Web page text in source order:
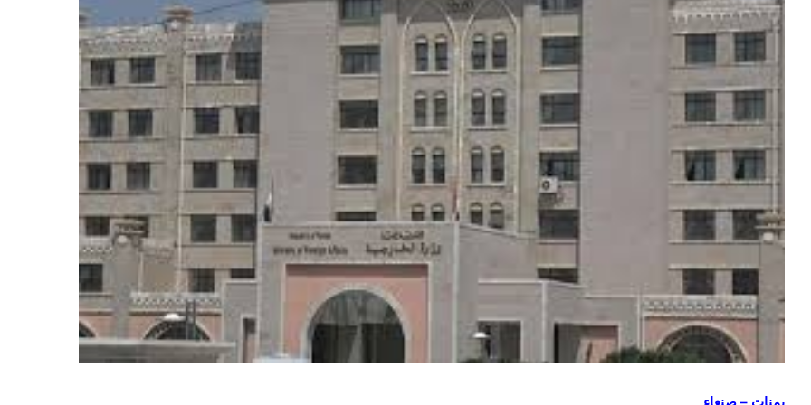
متوسط أسعار الذهب في صنعاء وعدن الثلاثاء
المركزي
يوقف
تراخيص
ثلاث
منشآت
صرافة
ويغلق
مقراتها
عدن.. البنك المركزي يوقف تراخيص ثلاث
منشآت صرافة ويغلق مقراتها